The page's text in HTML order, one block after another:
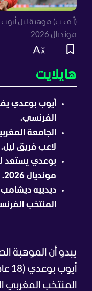
(أ ف ب) موهبة ليل أيوب
مونديال 2026
هايلايت
أيوب بوعدي
الفرنسي.
الجامعة
لاعب فريق ليل.
بوعدي يستعد
مونديال 2026.
ديدييه
المنتخب
يبدو أن الموهبة
المنتخب المغربي